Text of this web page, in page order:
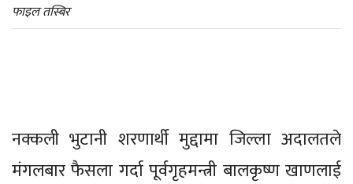
फाइल तस्बिर
नक्कली भुटानी शरणार्थी मुद्दामा जिल्ला अदालतले
मंगलबार फैसला गर्दा पूर्वगृहमन्त्री बालकृष्ण खाणलाई